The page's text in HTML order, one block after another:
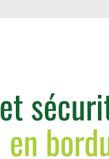
et
en